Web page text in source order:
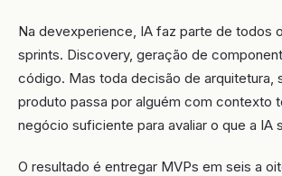
Na devexperience, IA faz parte de todos
sprints. Discovery, geração de
código. Mas toda decisão de arquitetura,
produto passa por alguém com contexto
negócio suficiente para avaliar o que a IA
O resultado é entregar MVPs em seis a